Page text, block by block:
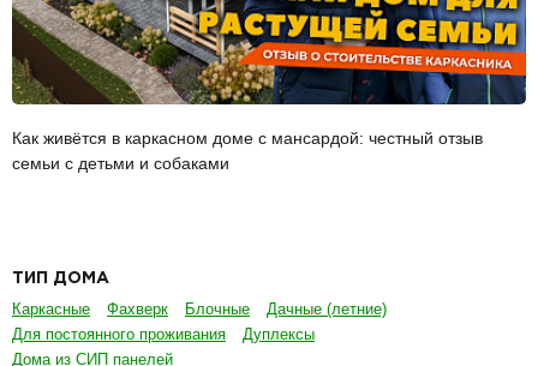
Как живётся в каркасном доме с мансардой: честный отзыв
семьи с детьми и собаками
ТИП ДОМА
Каркасные Фахверк Блочные
Дачные (летние)
Для постоянного проживания
Дуплексы
Дома из СИП панелей